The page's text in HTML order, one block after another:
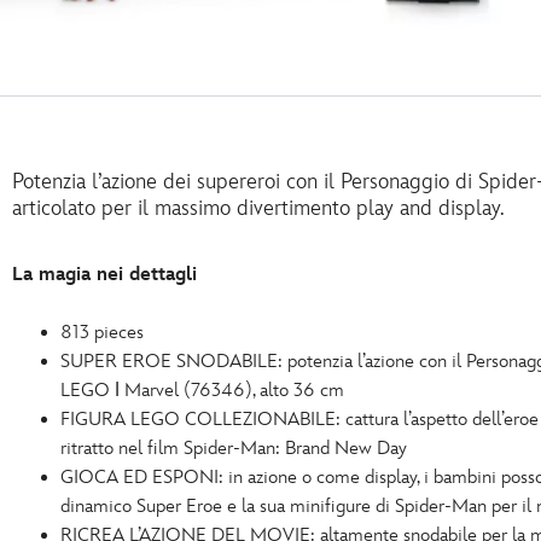
Potenzia l’azione dei supereroi con il Personaggio di
articolato per il massimo divertimento play and display.
La magia nei dettagli
813 pieces
SUPER EROE SNODABILE: potenzia l’azione con il
LEGO ǀ Marvel (76346), alto 36 cm
FIGURA LEGO COLLEZIONABILE: cattura l’aspetto
ritratto nel film Spider-Man: Brand New Day
GIOCA ED ESPONI: in azione o come display, i bambini
dinamico Super Eroe e la sua minifigure di Spider-Man per il
RICREA L’AZIONE DEL MOVIE: altamente snodabile per la